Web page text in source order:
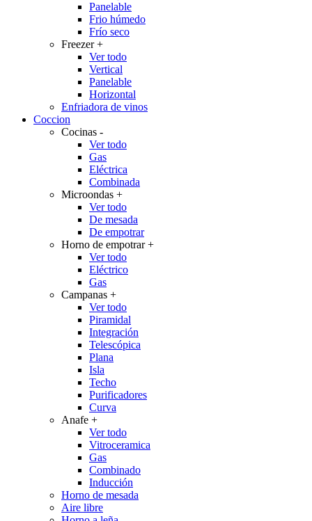
Panelable
Frio húmedo
Frío seco
Freezer+
Ver todo
Vertical
Panelable
Horizontal
Enfriadora de vinos
Coccion
Cocinas -
Ver todo
Gas
Eléctrica
Combinada
Microondas +
Ver todo
De mesada
De empotrar
Horno de empotrar+
Ver todo
Eléctrico
Gas
Campanas +
Ver todo
Piramidal
Integración
Telescópica
Plana
Isla
Techo
Purificadores
Curva
Anafe +
Ver todo
Vitroceramica
Gas
Combinado
Inducción
Horno de mesada
Aire libre